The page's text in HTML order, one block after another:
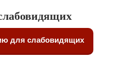
для слабовидящих